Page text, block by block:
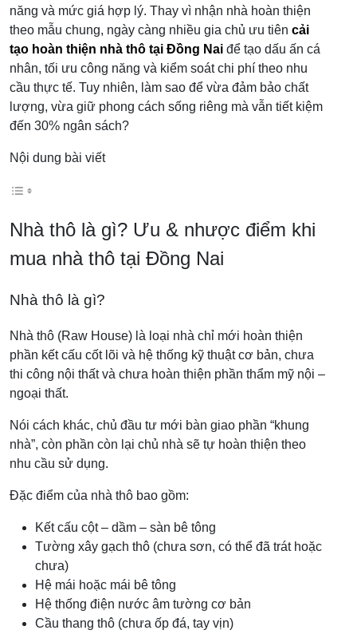
năng và mức giá hợp lý. Thay vì nhận nhà hoàn thiện
theo mẫu chung, ngày càng nhiều gia chủ ưu tiên cải
tạo hoàn thiện nhà thô tại Đồng Nai để tạo dấu ấn cá
nhân, tối ưu công năng và kiểm soát chi phí theo nhu
cầu thực tế. Tuy nhiên, làm sao để vừa đảm bảo chất
lượng, vừa giữ phong cách sống riêng mà vẫn tiết kiệm
đến 30% ngân sách?
Nội dung bài viết
Nhà thô là gì? Ưu & nhược điểm khi
mua nhà thô tại Đồng Nai
Nhà thô là gì?
Nhà thô (Raw House) là loại nhà chỉ mới hoàn thiện
phần kết cấu cốt lõi và hệ thống kỹ thuật cơ bản, chưa
thi công nội thất và chưa hoàn thiện phần thẩm mỹ nội –
ngoại thất.
Nói cách khác, chủ đầu tư mới bàn giao phần “khung
nhà”, còn phần còn lại chủ nhà sẽ tự hoàn thiện theo
nhu cầu sử dụng.
Đặc điểm của nhà thô bao gồm:
Kết cấu cột – dầm – sàn bê tông
Tường xây gạch thô (chưa sơn, có thể đã trát hoặc
chưa)
Hệ mái hoặc mái bê tông
Hệ thống điện nước âm tường cơ bản
Cầu thang thô (chưa ốp đá, tay vịn)